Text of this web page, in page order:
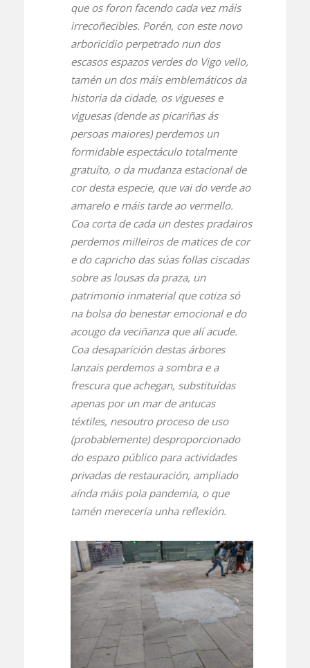
que os foron facendo cada vez máis
irrecoñecibles. Porén, con este novo
arboricidio perpetrado nun dos
escasos espazos verdes do Vigo vello,
tamén un dos máis emblemáticos da
historia da cidade, os vigueses e
viguesas (dende as picariñas ás
persoas maiores) perdemos un
formidable espectáculo totalmente
gratuíto, o da mudanza estacional de
cor desta especie, que vai do verde ao
amarelo e máis tarde ao vermello.
Coa corta de cada un destes pradairos
perdemos milleiros de matices de cor
e do capricho das súas follas ciscadas
sobre as lousas da praza, un
patrimonio inmaterial que cotiza só
na bolsa do benestar emocional e do
acougo da veciñanza que alí acude.
Coa desaparición destas árbores
lanzais perdemos a sombra e a
frescura que achegan, substituídas
apenas por un mar de antucas
téxtiles, nesoutro proceso de uso
(probablemente) desproporcionado
do espazo público para actividades
privadas de restauración, ampliado
aínda máis pola pandemia, o que
tamén merecería unha reflexión.